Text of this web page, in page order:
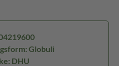
Globuli
DHU